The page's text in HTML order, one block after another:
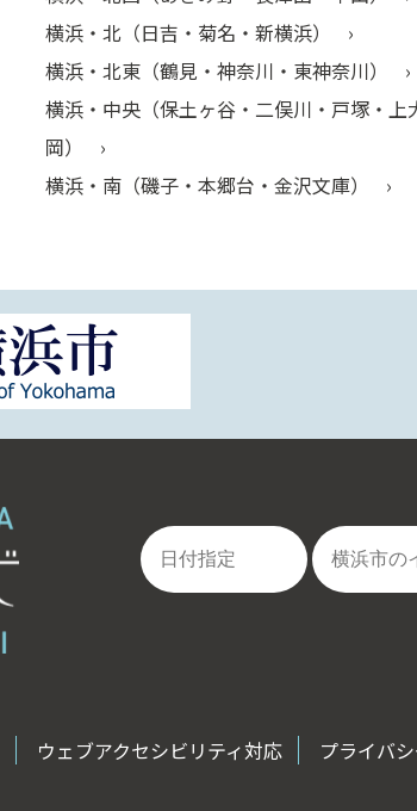
横浜・北（日吉・菊名・新横浜）
横浜・北東（鶴見・神奈川・東神奈川）
横浜・中央（保土ヶ谷・二俣川・戸塚・上
岡）
横浜・南（磯子・本郷台・金沢文庫）
ウェブアクセシビリティ対応 プライバ